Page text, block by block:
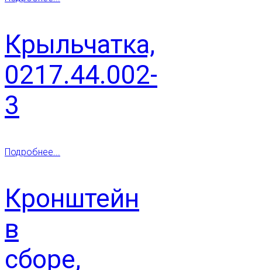
Крыльчатка,
0217.44.002-
3
Подробнее...
Кронштейн
в
сборе,